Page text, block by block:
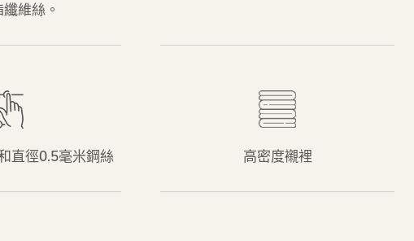
維絲。
直徑0.5毫米鋼絲 高密度襯裡